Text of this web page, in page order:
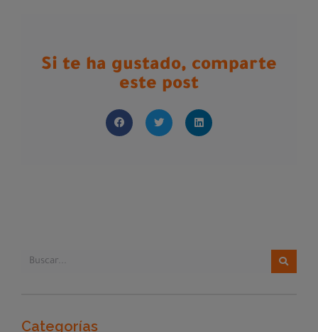
Si te ha gustado, comparte
este post
Categorías